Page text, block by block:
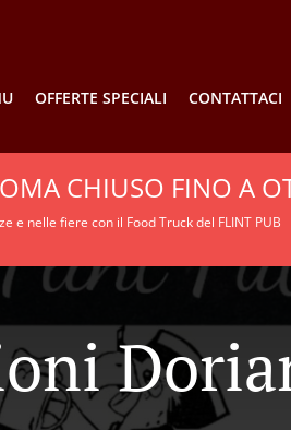
OFFERTE SPECIALI CONTATTACI
CHIUSO FINO A
e nelle fiere con il Food Truck del FLINT PUB